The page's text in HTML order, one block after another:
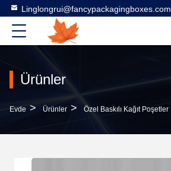
Linglongrui@fancypackagingboxes.com
Ürünler
Evde > Ürünler > Özel Baskılı Kağıt Poşetler